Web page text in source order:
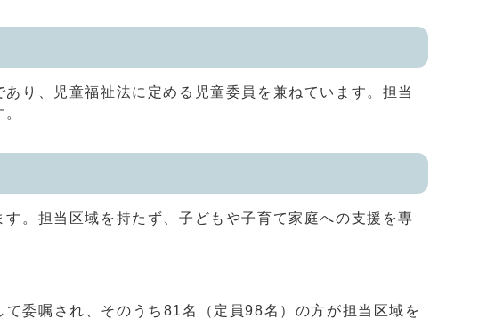
り、児童福祉法に定める児童委員を兼ねています。担当
。担当区域を持たず、子どもや子育て家庭への支援を専
委嘱され、そのうち81名（定員98名）の方が担当区域を